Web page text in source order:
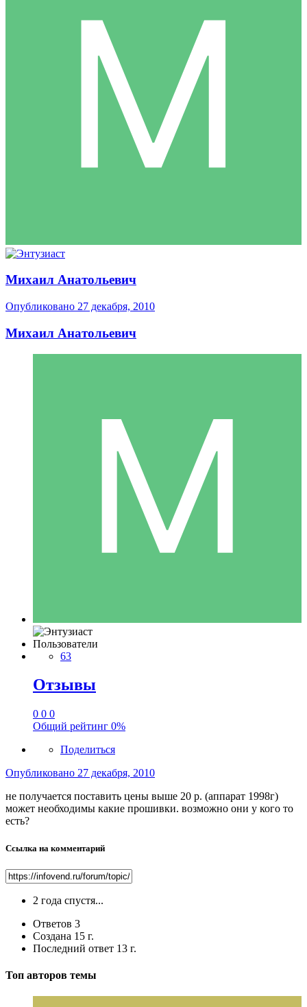
Михаил Анатольевич
Опубликовано 27 декабря, 2010
Михаил Анатольевич
Пользователи
63
Отзывы
0 0 0
Общий рейтинг 0%
Поделиться
Опубликовано 27 декабря, 2010
не получается поставить цены выше 20 р. (аппарат 1998г)
может необходимы какие прошивки. возможно они у кого то
есть?
Ссылка на комментарий
2 года спустя...
Ответов 3
Создана 15 г.
Последний ответ 13 г.
Топ авторов темы